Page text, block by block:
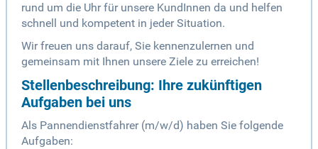
rund um die Uhr für unsere KundInnen da und helfen
schnell und kompetent in jeder Situation.
Wir freuen uns darauf, Sie kennenzulernen und
gemeinsam mit Ihnen unsere Ziele zu erreichen!
Stellenbeschreibung: Ihre zukünftigen
Aufgaben bei uns
Als Pannendienstfahrer (m/w/d) haben Sie folgende
Aufgaben: